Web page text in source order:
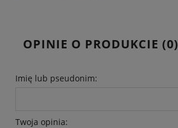
OPINIE O PRODUKCIE (0)
Imię lub pseudonim:
Twoja opinia: